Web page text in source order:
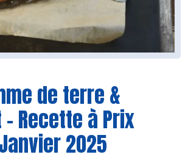
de terre &
Recette à Prix
2025